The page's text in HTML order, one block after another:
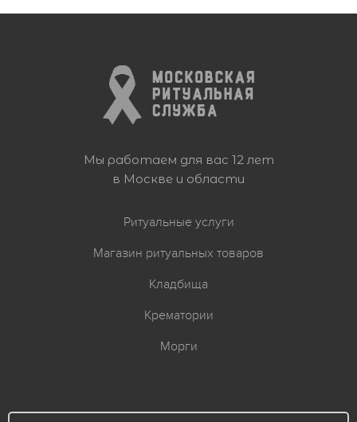
Мы работаем для вас 12 лет
в Москве и области
Ритуальные услуги
Магазин ритуальных товаров
Кладбища
Крематории
Морги